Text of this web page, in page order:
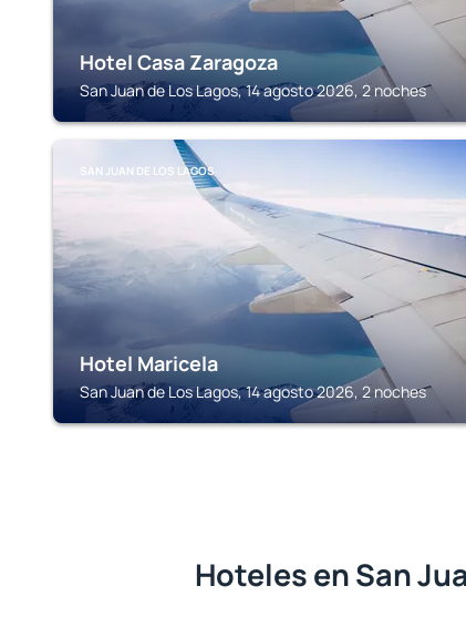
Hotel Casa Zaragoza
San Juan de Los Lagos, 14 agosto 2026, 2 noches
SAN JUAN DE LOS LAGOS
Hotel Maricela
San Juan de Los Lagos, 14 agosto 2026, 2 noches
Hoteles en San